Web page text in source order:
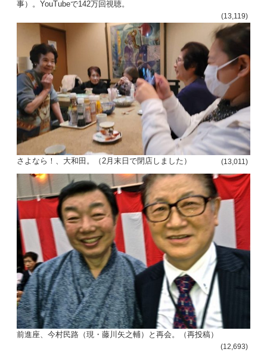
事）。YouTubeで142万回視聴。
(13,119)
さよなら！、大和田。（2月末日で閉店しました） (13,011)
前進座、今村民路（現・藤川矢之輔）と再会。（再投稿）
(12,693)